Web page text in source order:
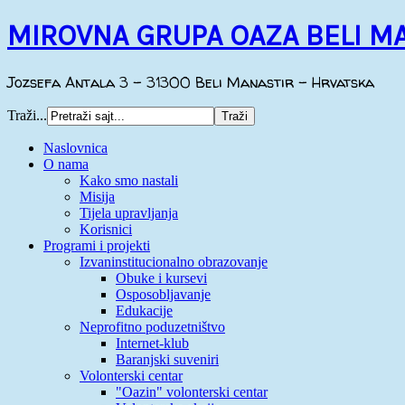
MIROVNA GRUPA OAZA BELI
Jozsefa Antala 3 - 31300 Beli Manastir - Hrvatska
Traži...
Naslovnica
O nama
Kako smo nastali
Misija
Tijela upravljanja
Korisnici
Programi i projekti
Izvaninstitucionalno obrazovanje
Obuke i kursevi
Osposobljavanje
Edukacije
Neprofitno poduzetništvo
Internet-klub
Baranjski suveniri
Volonterski centar
"Oazin" volonterski centar